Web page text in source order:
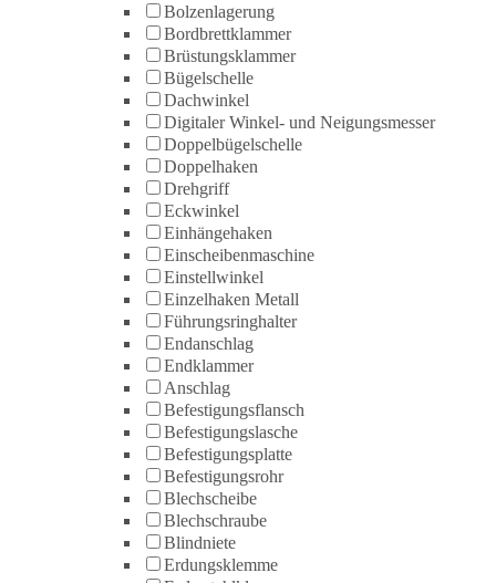
Bolzenlagerung
Bordbrettklammer
Brüstungsklammer
Bügelschelle
Dachwinkel
Digitaler Winkel- und Neigungsmesser
Doppelbügelschelle
Doppelhaken
Drehgriff
Eckwinkel
Einhängehaken
Einscheibenmaschine
Einstellwinkel
Einzelhaken Metall
Führungsringhalter
Endanschlag
Endklammer
Anschlag
Befestigungsflansch
Befestigungslasche
Befestigungsplatte
Befestigungsrohr
Blechscheibe
Blechschraube
Blindniete
Erdungsklemme